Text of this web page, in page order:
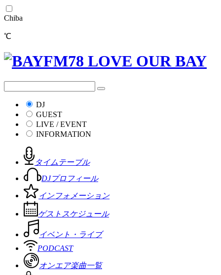
Chiba
℃
DJ
GUEST
LIVE / EVENT
INFORMATION
タイムテーブル
DJプロフィール
インフォメーション
ゲストスケジュール
イベント・ライブ
PODCAST
オンエア楽曲一覧